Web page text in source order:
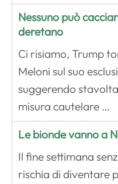
Nessuno può
deretano
Ci risiamo, Trump
Meloni sul suo
suggerendo
misura cautelare …
Le bionde vanno a
Il fine settimana
rischia di diventare